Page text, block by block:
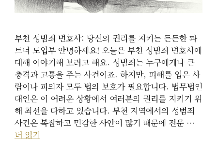
부천 성범죄 변호사: 당신의 권리를 지키는 든든한 파
트너 도입부 안녕하세요! 오늘은 부천 성범죄 변호사에
대해 이야기해 보려고 해요. 성범죄는 누구에게나 큰
충격과 고통을 주는 사건이죠. 하지만, 피해를 입은 사
람이나 피의자 모두 법의 보호가 필요합니다. 법무법인
대인은 이 어려운 상황에서 여러분의 권리를 지키기 위
해 최선을 다하고 있습니다. 부천 지역에서의 성범죄
사건은 복잡하고 민감한 사안이 많기 때문에 전문 …
더 읽기